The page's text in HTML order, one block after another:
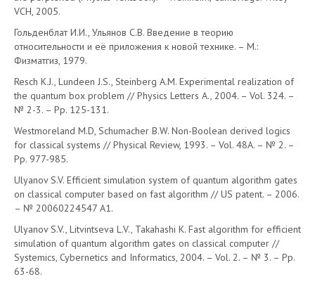
VCH, 2005.
Гольденблат И.И., Ульянов С.В. Введение в теорию
относительности и её приложения к новой технике. – М.:
Физматгиз, 1979.
Resch K.J., Lundeen J.S., Steinberg A.M. Experimental realization of
the quantum box problem // Physics Letters A., 2004. – Vol. 324. –
№ 2-3. – Pp. 125-131.
Westmoreland M.D, Schumacher B.W. Non-Boolean derived logics
for classical systems // Physical Review, 1993. – Vol. 48A. – № 2. –
Pp. 977-985.
Ulyanov S.V. Efficient simulation system of quantum algorithm gates
on classical computer based on fast algorithm // US patent. – 2006.
– № 20060224547 A1.
Ulyanov S.V., Litvintseva L.V., Takahashi K. Fast algorithm for efficient
simulation of quantum algorithm gates on classical computer //
Systemics, Cybernetics and Informatics, 2004. – Vol. 2. – № 3. – Pp.
63-68.